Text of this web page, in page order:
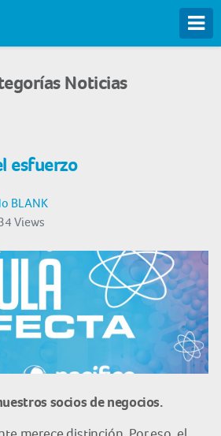
Noticias
esfuerzo
BLANK
Views
socios de negocios.